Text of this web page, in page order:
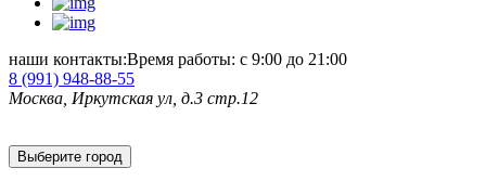
наши контакты:Время работы: с 9:00 до 21:00
8 (991) 948-88-55
Москва, Иркутская ул, д.3 стр.12
Выберите город